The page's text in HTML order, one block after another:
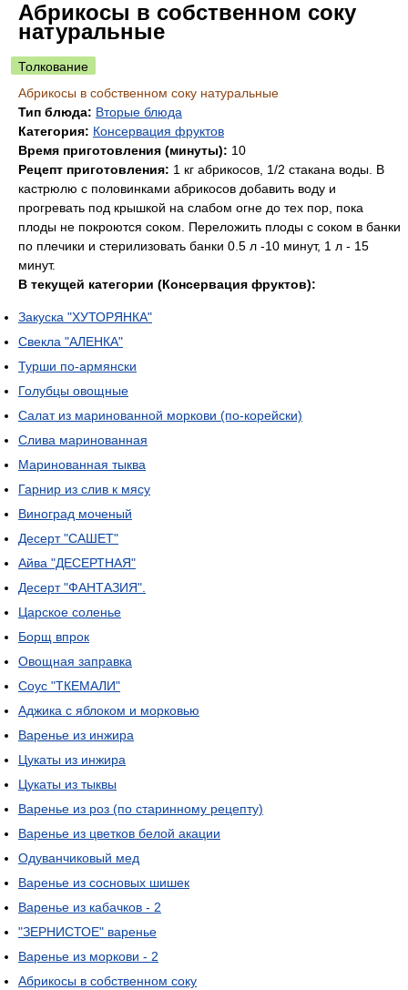
Абрикосы в собственном соку
натуральные
Толкование
Абрикосы в собственном соку натуральные
Тип блюда: Вторые блюда
Категория: Консервация фруктов
Время приготовления (минуты): 10
Рецепт приготовления: 1 кг абрикосов, 1/2 стакана воды. В
кастрюлю с половинками абрикосов добавить воду и
прогревать под крышкой на слабом огне до тех пор, пока
плоды не покроются соком. Переложить плоды с соком в банки
по плечики и стерилизовать банки 0.5 л -10 минут, 1 л - 15
минут.
В текущей категории (Консервация фруктов):
Закуска "ХУТОРЯНКА"
Свекла "АЛЕНКА"
Турши по-армянски
Голубцы овощные
Салат из маринованной моркови (по-корейски)
Слива маринованная
Маринованная тыква
Гарнир из слив к мясу
Виноград моченый
Десерт "САШЕТ"
Айва "ДЕСЕРТНАЯ"
Десерт "ФАНТАЗИЯ".
Царское соленье
Борщ впрок
Овощная заправка
Соус "ТКЕМАЛИ"
Аджика с яблоком и морковью
Варенье из инжира
Цукаты из инжира
Цукаты из тыквы
Варенье из роз (по старинному рецепту)
Варенье из цветков белой акации
Одуванчиковый мед
Варенье из сосновых шишек
Варенье из кабачков - 2
"ЗЕРНИСТОЕ" варенье
Варенье из моркови - 2
Абрикосы в собственном соку